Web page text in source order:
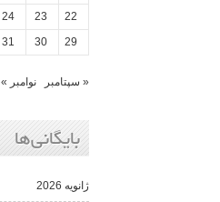
22
23
24
29
30
31
« سپتامبر نوامبر »
بایگانی‌ها
ژانویه 2026